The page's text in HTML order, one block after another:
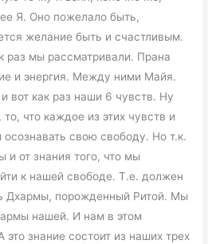
Я. Оно пожелало быть,
желание быть и счастливым.
раз мы рассматривали. Прана
и энергия. Между ними Майя.
вот как раз наши 6 чувств. Ну
что каждое из этих чувств и
свою свободу. Но т.к.
и от знания того, что мы
к нашей свободе. Т.е. должен
Дхармы, порожденный Ритой. Мы
нашей. И нам в этом
знание состоит из наших трех